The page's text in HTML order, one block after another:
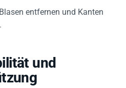
entfernen und Kanten
und